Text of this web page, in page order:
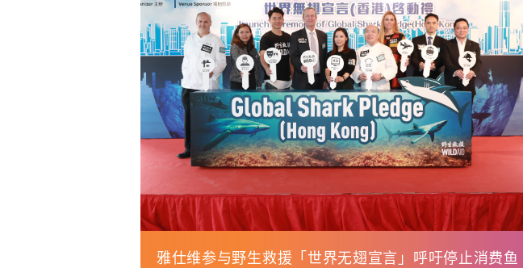
雅仕维参与野生救援「世界无翅宣言」呼吁停止消费鱼